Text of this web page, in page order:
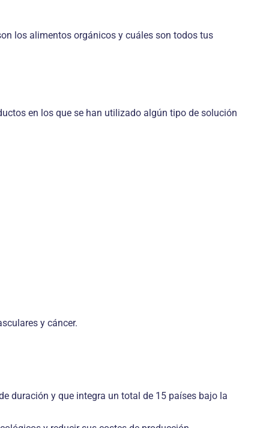
los alimentos orgánicos y cuáles son todos tus
en los que se han utilizado algún tipo de solución
y cáncer.
duración y que integra un total de 15 países bajo la